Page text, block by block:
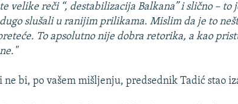
te velike reči “, destabilizacija Balkana” i slično – to
dugo slušali u ranijim prilikama. Mislim da je to
To apsolutno nije dobra retorika, a kao
ne bi, po vašem mišljenju, predsednik Tadić stao